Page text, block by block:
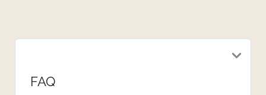
FAQ